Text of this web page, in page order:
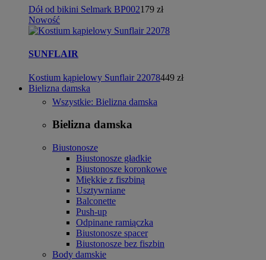
Dół od bikini Selmark BP002179 zł
Nowość
SUNFLAIR
Kostium kąpielowy Sunflair 22078449 zł
Bielizna damska
Wszystkie: Bielizna damska
Bielizna damska
Biustonosze
Biustonosze gładkie
Biustonosze koronkowe
Miękkie z fiszbiną
Usztywniane
Balconette
Push-up
Odpinane ramiączka
Biustonosze spacer
Biustonosze bez fiszbin
Body damskie